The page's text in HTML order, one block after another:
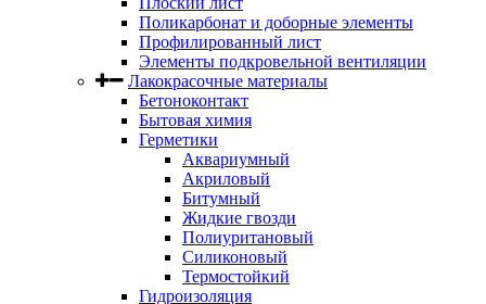
Поликарбонат и доборные элементы
Профилированный лист
Элементы подкровельной вентиляции
Лакокрасочные материалы
Бетоноконтакт
Бытовая химия
Герметики
Аквариумный
Акриловый
Битумный
Жидкие гвозди
Полиуритановый
Силиконовый
Термостойкий
Гидроизоляция